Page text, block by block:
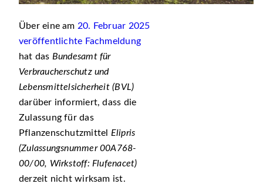
Über eine am 20. Februar 2025
veröffentlichte Fachmeldung
hat das Bundesamt für
Verbraucherschutz und
Lebensmittelsicherheit (BVL)
darüber informiert, dass die
Zulassung für das
Pflanzenschutzmittel Elipris
(Zulassungsnummer 00A768-
00/00, Wirkstoff: Flufenacet)
derzeit nicht wirksam ist.